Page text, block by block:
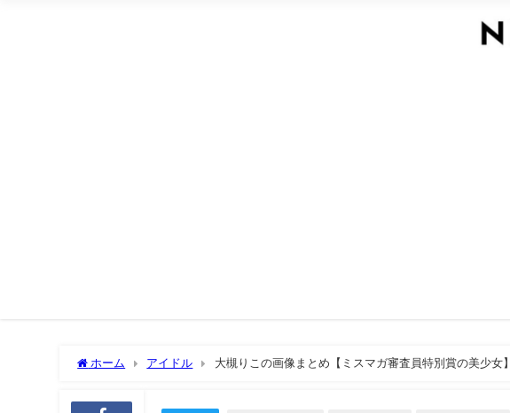
ホーム アイドル 大槻りこの画像まとめ【ミスマガ審査員特別賞の美少女】